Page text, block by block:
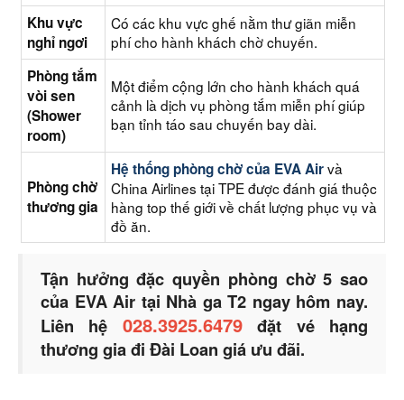
Khu vực
nghỉ ngơi
Có các khu vực ghế nằm thư giãn miễn
phí cho hành khách chờ chuyến.
Phòng tắm
vòi sen
(Shower
room)
Một điểm cộng lớn cho hành khách quá
cảnh là dịch vụ phòng tắm miễn phí giúp
bạn tỉnh táo sau chuyến bay dài.
Phòng chờ
thương gia
Hệ thống phòng chờ của EVA Air và
China Airlines tại TPE được đánh giá thuộc
hàng top thế giới về chất lượng phục vụ và
đồ ăn.
Tận hưởng đặc quyền phòng chờ 5 sao
của EVA Air tại Nhà ga T2 ngay hôm nay.
Liên hệ 028.3925.6479đặt vé hạng
thương gia đi Đài Loan giá ưu đãi.